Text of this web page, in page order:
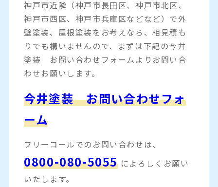
神戸市近隣（神戸市長田区、神戸市北区、
神戸市西区、神戸市兵庫区などなど）で外
壁塗装、屋根塗装をお考えなら、相見積も
りでも構いませんので、まずは下記の今井
塗装 お問い合わせフォームよりお問い合
わせお願いします。
今井塗装 お問い合わせフォ
ーム
フリーコールでのお問い合わせは、
0800-080-5055 によろしくお願い
いたします。